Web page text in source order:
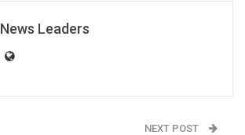
News Leaders
NEXT POST